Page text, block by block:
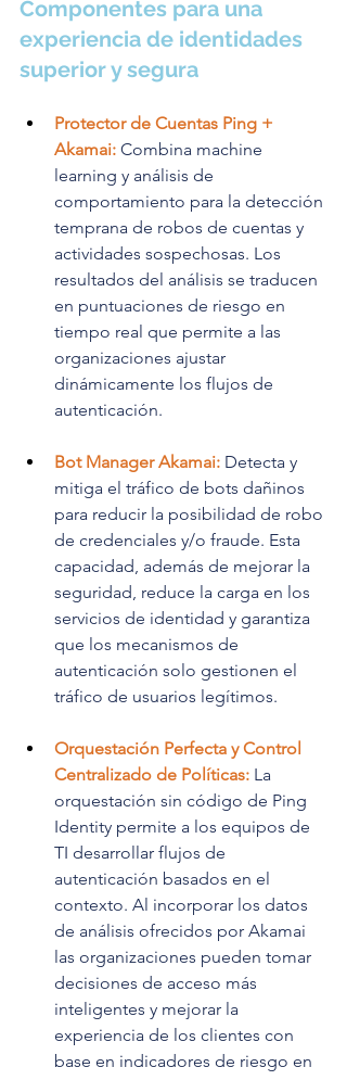
Componentes para una
experiencia de identidades
superior y segura
Protector de Cuentas Ping +
Akamai: Combina machine
learning y análisis de
comportamiento para la detección
temprana de robos de cuentas y
actividades sospechosas. Los
resultados del análisis se traducen
en puntuaciones de riesgo en
tiempo real que permite a las
organizaciones ajustar
dinámicamente los flujos de
autenticación.
Bot Manager Akamai: Detecta y
mitiga el tráfico de bots dañinos
para reducir la posibilidad de robo
de credenciales y/o fraude. Esta
capacidad, además de mejorar la
seguridad, reduce la carga en los
servicios de identidad y garantiza
que los mecanismos de
autenticación solo gestionen el
tráfico de usuarios legítimos.
Orquestación Perfecta y Control
Centralizado de Políticas: La
orquestación sin código de Ping
Identity permite a los equipos de
TI desarrollar flujos de
autenticación basados en el
contexto. Al incorporar los datos
de análisis ofrecidos por Akamai
las organizaciones pueden tomar
decisiones de acceso más
inteligentes y mejorar la
experiencia de los clientes con
base en indicadores de riesgo en